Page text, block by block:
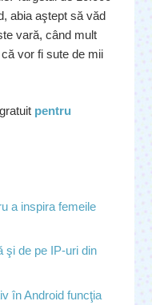
abia aştept să văd
vară, când mult
vor fi sute de mii
pentru
a inspira femeile
şi de pe IP-uri din
în Android funcţia